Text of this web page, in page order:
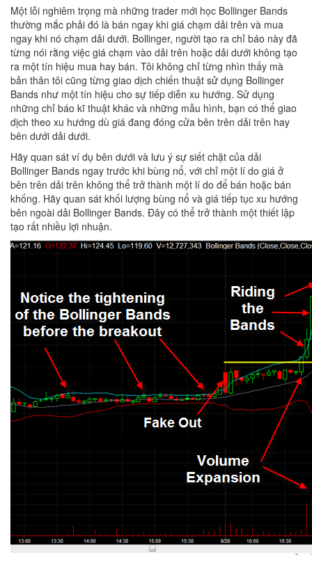
Một lỗi nghiêm trọng mà những trader mới học Bollinger Bands
thường mắc phải đó là bán ngay khi giá chạm dải trên và mua
ngay khi nó chạm dải dưới. Bollinger, người tạo ra chỉ báo này đã
từng nói rằng việc giá chạm vào dải trên hoặc dải dưới không tạo
ra một tín hiệu mua hay bán. Tôi không chỉ từng nhìn thấy mà
bản thân tôi cũng từng giao dịch chiến thuật sử dụng Bollinger
Bands như một tín hiệu cho sự tiếp diễn xu hướng. Sử dụng
những chỉ báo kĩ thuật khác và những mẫu hình, bạn có thể giao
dịch theo xu hướng dù giá đang đóng cửa bên trên dải trên hay
bên dưới dải dưới.
Hãy quan sát ví dụ bên dưới và lưu ý sự siết chặt của dải
Bollinger Bands ngay trước khi bùng nổ, với chỉ một lí do giá ở
bên trên dải trên không thể trở thành một lí do để bán hoặc bán
khống. Hãy quan sát khối lượng bùng nổ và giá tiếp tục xu hướng
bên ngoài dải Bollinger Bands. Đây có thể trở thành một thiết lập
tạo rất nhiều lợi nhuận.